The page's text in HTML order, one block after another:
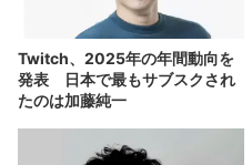
Twitch、2025年の年間動向を
発表 日本で最もサブスクされ
たのは加藤純一